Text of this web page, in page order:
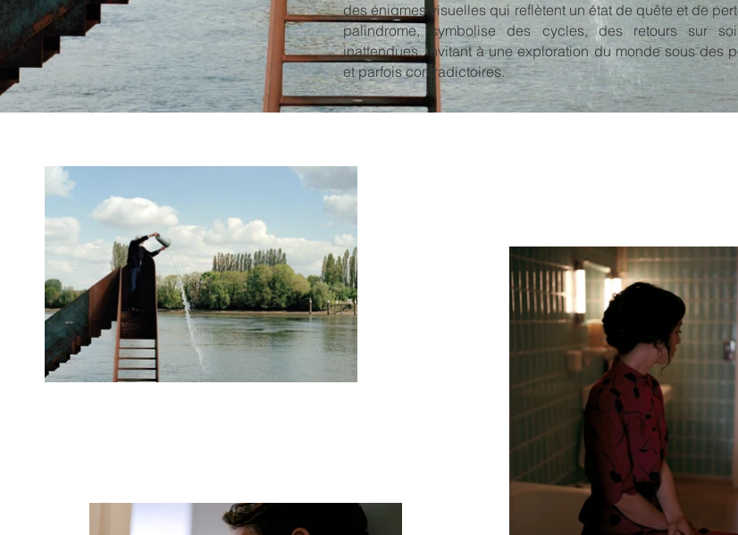
des énigmes visuelles qui reflètent un état de quête et de
palindrome, symbolise des cycles, des retours sur
inattendues, invitant à une exploration du monde sous des
et parfois contradictoires.